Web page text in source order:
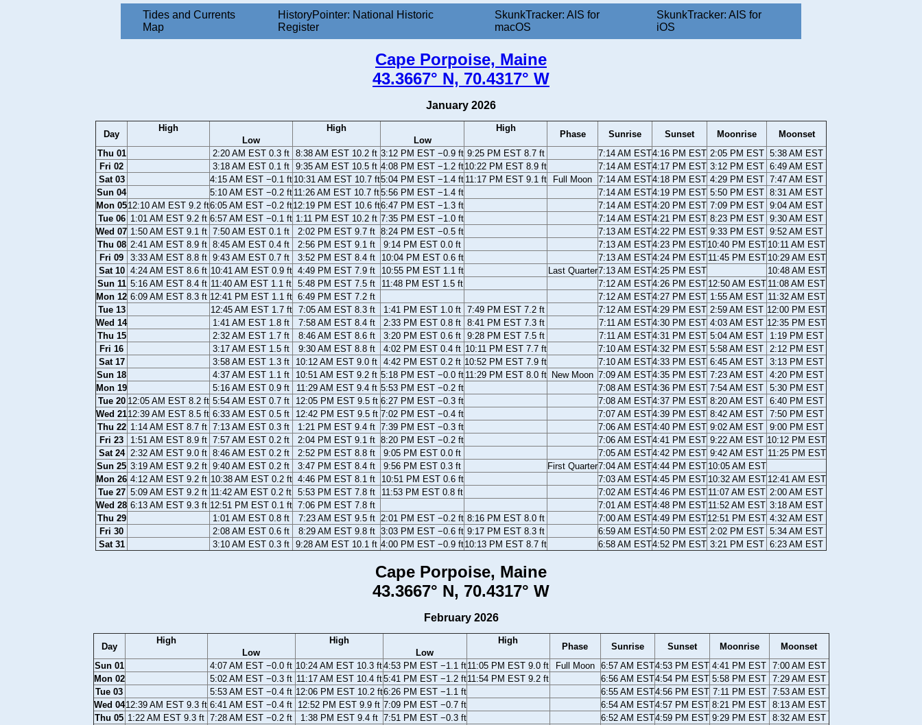
Tides and Currents
Map
HistoryPointer: National Historic
Register
SkunkTracker: AIS for
macOS
SkunkTracker: AIS for
iOS
Cape Porpoise, Maine
43.3667° N, 70.4317° W
January 2026
Day
High
Low
High
Low
High
Phase Sunrise Sunset Moonrise
Moonset
Thu 01
2:20 AM EST 0.3 ft 8:38 AM EST 10.2 ft 3:12 PM EST −0.9 ft 9:25 PM EST 8.7 ft 7:14 AM EST4:16 PM EST 2:05 PM EST 5:38 AM EST
Fri 02
3:18 AM EST 0.1 ft 9:35 AM EST 10.5 ft 4:08 PM EST −1.2 ft10:22 PM EST 8.9 ft 7:14 AM EST4:17 PM EST 3:12 PM EST 6:49 AM EST
Sat 03
4:15 AM EST −0.1 ft 10:31 AM EST 10.7 ft5:04 PM EST −1.4 ft 11:17 PM EST 9.1 ft Full Moon 7:14 AM EST4:18 PM EST 4:29 PM EST 7:47 AM EST
Sun 04
5:10 AM EST −0.2 ft 11:26 AM EST 10.7 ft5:56 PM EST −1.4 ft 7:14 AM EST4:19 PM EST 5:50 PM EST 8:31 AM EST
Mon 0512:10 AM EST 9.2 ft6:05 AM EST −0.2 ft12:19 PM EST 10.6 ft6:47 PM EST −1.3 ft 7:14 AM EST4:20 PM EST 7:09 PM EST 9:04 AM EST
Tue 06 1:01 AM EST 9.2 ft 6:57 AM EST −0.1 ft 1:11 PM EST 10.2 ft 7:35 PM EST −1.0 ft 7:14 AM EST4:21 PM EST 8:23 PM EST 9:30 AM EST
Wed 07 1:50 AM EST 9.1 ft 7:50 AM EST 0.1 ft 2:02 PM EST 9.7 ft 8:24 PM EST −0.5 ft 7:13 AM EST4:22 PM EST 9:33 PM EST 9:52 AM EST
Thu 08 2:41 AM EST 8.9 ft 8:45 AM EST 0.4 ft 2:56 PM EST 9.1 ft 9:14 PM EST 0.0 ft 7:13 AM EST4:23 PM EST10:40 PM EST 10:11 AM EST
Fri 09
3:33 AM EST 8.8 ft 9:43 AM EST 0.7 ft 3:52 PM EST 8.4 ft 10:04 PM EST 0.6 ft 7:13 AM EST4:24 PM EST 11:45 PM EST 10:29 AM EST
Sat 10 4:24 AM EST 8.6 ft 10:41 AM EST 0.9 ft 4:49 PM EST 7.9 ft 10:55 PM EST 1.1 ft Last Quarter7:13 AM EST4:25 PM EST
10:48 AM EST
Sun 11 5:16 AM EST 8.4 ft 11:40 AM EST 1.1 ft 5:48 PM EST 7.5 ft 11:48 PM EST 1.5 ft 7:12 AM EST4:26 PM EST 12:50 AM EST 11:08 AM EST
Mon 12 6:09 AM EST 8.3 ft 12:41 PM EST 1.1 ft 6:49 PM EST 7.2 ft 7:12 AM EST4:27 PM EST 1:55 AM EST 11:32 AM EST
Tue 13
12:45 AM EST 1.7 ft 7:05 AM EST 8.3 ft 1:41 PM EST 1.0 ft 7:49 PM EST 7.2 ft 7:12 AM EST4:29 PM EST 2:59 AM EST 12:00 PM EST
Wed 14
1:41 AM EST 1.8 ft 7:58 AM EST 8.4 ft 2:33 PM EST 0.8 ft 8:41 PM EST 7.3 ft 7:11 AM EST4:30 PM EST 4:03 AM EST 12:35 PM EST
Thu 15
2:32 AM EST 1.7 ft 8:46 AM EST 8.6 ft 3:20 PM EST 0.6 ft 9:28 PM EST 7.5 ft 7:11 AM EST4:31 PM EST 5:04 AM EST
1:19 PM EST
Fri 16
3:17 AM EST 1.5 ft 9:30 AM EST 8.8 ft 4:02 PM EST 0.4 ft 10:11 PM EST 7.7 ft 7:10 AM EST4:32 PM EST 5:58 AM EST 2:12 PM EST
Sat 17
3:58 AM EST 1.3 ft 10:12 AM EST 9.0 ft 4:42 PM EST 0.2 ft 10:52 PM EST 7.9 ft 7:10 AM EST4:33 PM EST 6:45 AM EST 3:13 PM EST
Sun 18
4:37 AM EST 1.1 ft 10:51 AM EST 9.2 ft 5:18 PM EST −0.0 ft 11:29 PM EST 8.0 ft New Moon 7:09 AM EST4:35 PM EST 7:23 AM EST 4:20 PM EST
Mon 19
5:16 AM EST 0.9 ft 11:29 AM EST 9.4 ft 5:53 PM EST −0.2 ft 7:08 AM EST4:36 PM EST 7:54 AM EST 5:30 PM EST
Tue 20 12:05 AM EST 8.2 ft 5:54 AM EST 0.7 ft 12:05 PM EST 9.5 ft 6:27 PM EST −0.3 ft 7:08 AM EST4:37 PM EST 8:20 AM EST 6:40 PM EST
Wed 2112:39 AM EST 8.5 ft 6:33 AM EST 0.5 ft 12:42 PM EST 9.5 ft 7:02 PM EST −0.4 ft 7:07 AM EST4:39 PM EST 8:42 AM EST 7:50 PM EST
Thu 22 1:14 AM EST 8.7 ft 7:13 AM EST 0.3 ft 1:21 PM EST 9.4 ft 7:39 PM EST −0.3 ft 7:06 AM EST4:40 PM EST 9:02 AM EST 9:00 PM EST
Fri 23
1:51 AM EST 8.9 ft 7:57 AM EST 0.2 ft 2:04 PM EST 9.1 ft 8:20 PM EST −0.2 ft 7:06 AM EST4:41 PM EST 9:22 AM EST 10:12 PM EST
Sat 24 2:32 AM EST 9.0 ft 8:46 AM EST 0.2 ft 2:52 PM EST 8.8 ft 9:05 PM EST 0.0 ft 7:05 AM EST4:42 PM EST 9:42 AM EST 11:25 PM EST
Sun 25 3:19 AM EST 9.2 ft 9:40 AM EST 0.2 ft 3:47 PM EST 8.4 ft 9:56 PM EST 0.3 ft First Quarter7:04 AM EST4:44 PM EST 10:05 AM EST
Mon 26 4:12 AM EST 9.2 ft 10:38 AM EST 0.2 ft 4:46 PM EST 8.1 ft 10:51 PM EST 0.6 ft 7:03 AM EST4:45 PM EST 10:32 AM EST 12:41 AM EST
Tue 27 5:09 AM EST 9.2 ft 11:42 AM EST 0.2 ft 5:53 PM EST 7.8 ft 11:53 PM EST 0.8 ft 7:02 AM EST4:46 PM EST 11:07 AM EST 2:00 AM EST
Wed 28 6:13 AM EST 9.3 ft 12:51 PM EST 0.1 ft 7:06 PM EST 7.8 ft 7:01 AM EST4:48 PM EST 11:52 AM EST 3:18 AM EST
Thu 29
1:01 AM EST 0.8 ft 7:23 AM EST 9.5 ft 2:01 PM EST −0.2 ft 8:16 PM EST 8.0 ft 7:00 AM EST4:49 PM EST12:51 PM EST 4:32 AM EST
Fri 30
2:08 AM EST 0.6 ft 8:29 AM EST 9.8 ft 3:03 PM EST −0.6 ft 9:17 PM EST 8.3 ft 6:59 AM EST4:50 PM EST 2:02 PM EST 5:34 AM EST
Sat 31
3:10 AM EST 0.3 ft 9:28 AM EST 10.1 ft 4:00 PM EST −0.9 ft10:13 PM EST 8.7 ft 6:58 AM EST4:52 PM EST 3:21 PM EST 6:23 AM EST
Cape Porpoise, Maine
43.3667° N, 70.4317° W
February 2026
Day
High
Low
High
Low
High
Phase Sunrise Sunset Moonrise
Moonset
Sun 01
4:07 AM EST −0.0 ft 10:24 AM EST 10.3 ft4:53 PM EST −1.1 ft11:05 PM EST 9.0 ft Full Moon 6:57 AM EST4:53 PM EST 4:41 PM EST 7:00 AM EST
Mon 02
5:02 AM EST −0.3 ft 11:17 AM EST 10.4 ft5:41 PM EST −1.2 ft11:54 PM EST 9.2 ft 6:56 AM EST4:54 PM EST 5:58 PM EST 7:29 AM EST
Tue 03
5:53 AM EST −0.4 ft 12:06 PM EST 10.2 ft6:26 PM EST −1.1 ft 6:55 AM EST4:56 PM EST 7:11 PM EST
7:53 AM EST
Wed 0412:39 AM EST 9.3 ft 6:41 AM EST −0.4 ft 12:52 PM EST 9.9 ft 7:09 PM EST −0.7 ft 6:54 AM EST4:57 PM EST 8:21 PM EST 8:13 AM EST
Thu 05 1:22 AM EST 9.3 ft 7:28 AM EST −0.2 ft 1:38 PM EST 9.4 ft 7:51 PM EST −0.3 ft 6:52 AM EST4:59 PM EST 9:29 PM EST 8:32 AM EST